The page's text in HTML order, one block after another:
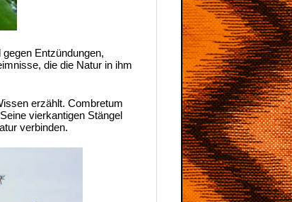
Entzündungen,
die die Natur in ihm
erzählt. Combretum
vierkantigen Stängel
verbinden.